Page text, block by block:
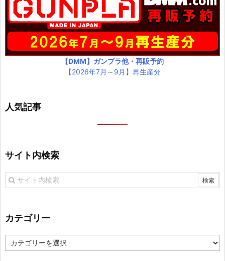
【DMM】ガンプラ他・再販予約
【2026年7月～9月】再生産分
人気記事
サイト内検索
カテゴリー
テ